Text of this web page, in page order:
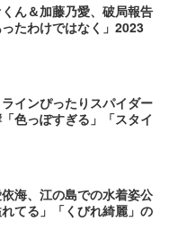
ん＆加藤乃愛、破局報告
ったわけではなく」2023
インぴったりスパイダー
色っぽすぎる」「スタイ
依海、江の島での水着姿公
てる」「くびれ綺麗」の